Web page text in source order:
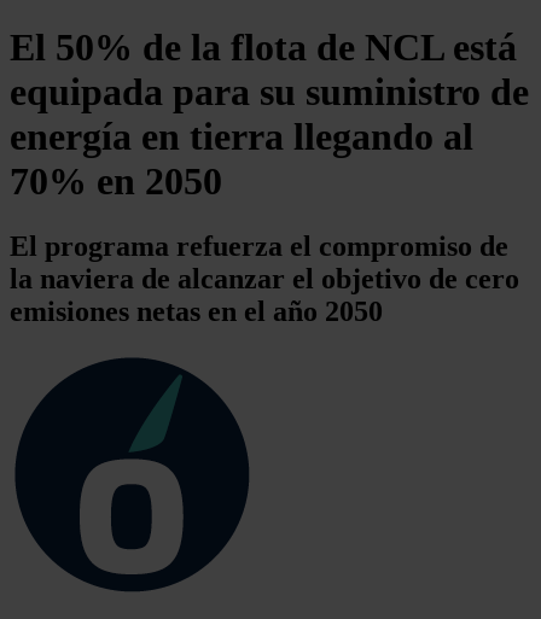
El 50% de la flota de NCL está
equipada para su suministro de
energía en tierra llegando al
70% en 2050
El programa refuerza el compromiso de
la naviera de alcanzar el objetivo de cero
emisiones netas en el año 2050